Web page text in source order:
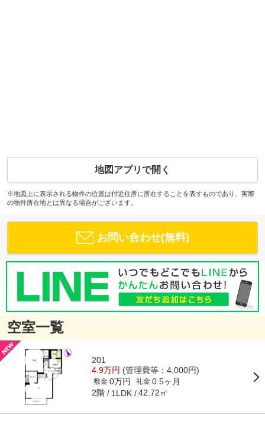
地図アプリで開く
※地図上に表示される物件の位置は付近住所に所在することを表すものであり、実際
の物件所在地とは異なる場合がございます。
お問い合わせ(無料)
空室一覧
201
4.9万円 (管理費等：4,000円)
敷金 0万円 礼金 0.5ヶ月
2階 1LDK 42.72㎡